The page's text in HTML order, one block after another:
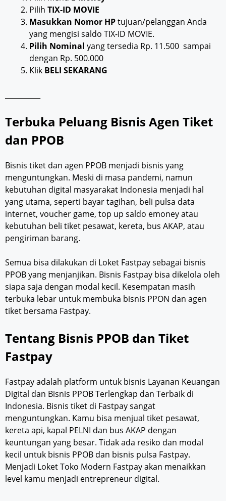
Pilih TIX-ID MOVIE
Masukkan Nomor HPtujuan/pelanggan Anda
yang mengisi saldo TIX-ID MOVIE.
Pilih Nominal yang tersedia Rp. 11.500 sampai
dengan Rp. 500.000
Klik BELI SEKARANG
Terbuka Peluang Bisnis Agen Tiket
dan PPOB
Bisnis tiket dan agen PPOB menjadi bisnis yang
menguntungkan. Meski di masa pandemi, namun
kebutuhan digital masyarakat Indonesia menjadi hal
yang utama, seperti bayar tagihan, beli pulsa data
internet, voucher game, top up saldo emoney atau
kebutuhan beli tiket pesawat, kereta, bus AKAP, atau
pengiriman barang.
Semua bisa dilakukan di Loket Fastpay sebagai bisnis
PPOB yang menjanjikan. Bisnis Fastpay bisa dikelola oleh
siapa saja dengan modal kecil. Kesempatan masih
terbuka lebar untuk membuka bisnis PPON dan agen
tiket bersama Fastpay.
Tentang Bisnis PPOB dan Tiket
Fastpay
Fastpay adalah platform untuk bisnis Layanan Keuangan
Digital dan Bisnis PPOB Terlengkap dan Terbaik di
Indonesia. Bisnis tiket di Fastpay sangat
menguntungkan. Kamu bisa menjual tiket pesawat,
kereta api, kapal PELNI dan bus AKAP dengan
keuntungan yang besar. Tidak ada resiko dan modal
kecil untuk bisnis PPOB dan bisnis pulsa Fastpay.
Menjadi Loket Toko Modern Fastpay akan menaikkan
level kamu menjadi entrepreneur digital.